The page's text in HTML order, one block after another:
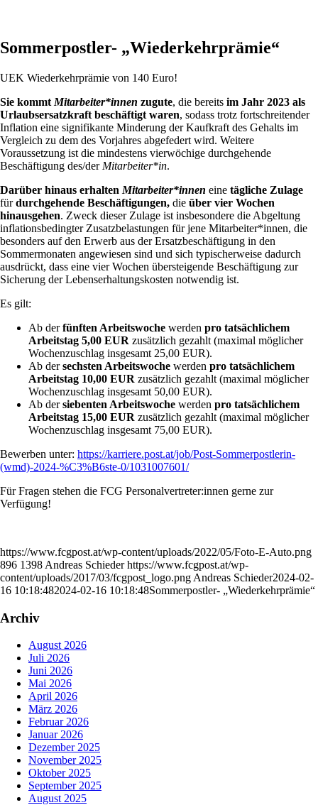
Sommerpostler- „Wiederkehrprämie“
UEK Wiederkehrprämie von 140 Euro!
Sie kommt Mitarbeiter*innen zugute, die bereits im Jahr 2023 als
Urlaubsersatzkraft beschäftigt waren, sodass trotz fortschreitender
Inflation eine signifikante Minderung der Kaufkraft des Gehalts im
Vergleich zu dem des Vorjahres abgefedert wird. Weitere
Voraussetzung ist die mindestens vierwöchige durchgehende
Beschäftigung des/der Mitarbeiter*in.
Darüber hinaus erhalten Mitarbeiter*innen eine tägliche Zulage
fürdurchgehende Beschäftigungen, die über vier Wochen
hinausgehen. Zweck dieser Zulage ist insbeson­dere die Abgeltung
inflationsbedingter Zusatzbelastungen für jene Mitarbeiter*innen, die
besonders auf den Erwerb aus der Ersatzbeschäftigung in den
Sommermonaten angewiesen sind und sich typischerweise dadurch
ausdrückt, dass eine vier Wochen übersteigende Beschäftigung zur
Sicherung der Lebenserhaltungskosten notwendig ist.
Es gilt:
Ab derfünften Arbeitswoche werden pro tatsächlichem
Arbeitstag 5,00 EUR zusätzlich gezahlt (maximal möglicher
Wochenzuschlag insgesamt 25,00 EUR).
Ab dersechsten Arbeitswoche werden pro tatsächlichem
Arbeitstag 10,00 EUR zusätzlich gezahlt (maximal möglicher
Wochenzuschlag insgesamt 50,00 EUR).
Ab dersiebenten Arbeitswoche werden pro tatsächlichem
Arbeitstag 15,00 EUR zusätzlich gezahlt (maximal möglicher
Wochenzuschlag insgesamt 75,00 EUR).
Bewerben unter: https://karriere.post.at/job/Post-Sommerpostlerin-
(wmd)-2024-%C3%B6ste-0/1031007601/
Für Fragen stehen die FCG Personalvertreter:innen gerne zur
Verfügung!
https://www.fcgpost.at/wp-content/uploads/2022/05/Foto-E-Auto.png
896 1398 Andreas Schieder https://www.fcgpost.at/wp-
content/uploads/2017/03/fcgpost_logo.png Andreas Schieder2024-02-
16 10:18:482024-02-16 10:18:48Sommerpostler- „Wiederkehrprämie“
Archiv
August 2026
Juli 2026
Juni 2026
Mai 2026
April 2026
März 2026
Februar 2026
Januar 2026
Dezember 2025
November 2025
Oktober 2025
September 2025
August 2025